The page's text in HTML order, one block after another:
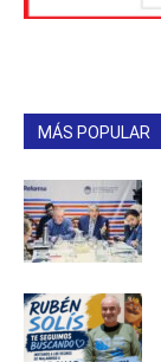
MÁS POPULAR